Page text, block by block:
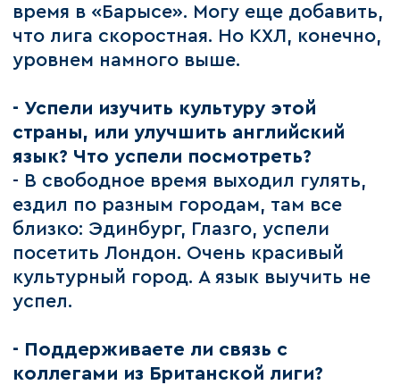
время в «Барысе». Могу еще добавить,
что лига скоростная. Но КХЛ, конечно,
уровнем намного выше.
- Успели изучить культуру этой
страны, или улучшить английский
язык? Что успели посмотреть?
- В свободное время выходил гулять,
ездил по разным городам, там все
близко: Эдинбург, Глазго, успели
посетить Лондон. Очень красивый
культурный город. А язык выучить не
успел.
- Поддерживаете ли связь с
коллегами из Британской лиги?